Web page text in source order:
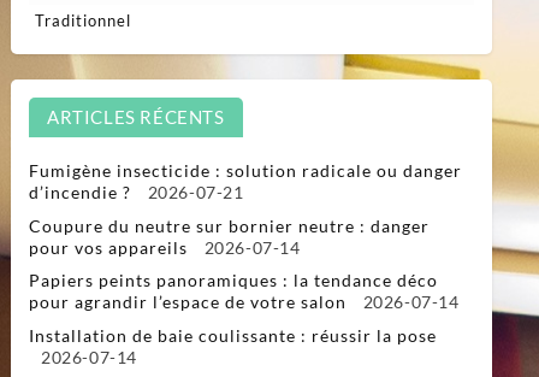
Traditionnel
ARTICLES RÉCENTS
Fumigène insecticide : solution radicale ou danger
d’incendie ?
2026-07-21
Coupure du neutre sur bornier neutre : danger
pour vos appareils
2026-07-14
Papiers peints panoramiques : la tendance déco
pour agrandir l’espace de votre salon
2026-07-14
Installation de baie coulissante : réussir la pose
2026-07-14